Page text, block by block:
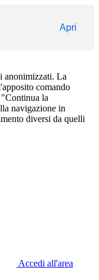
Apri
anonimizzati. La
comando
la
navigazione in
diversi da quelli
Accedi all'area